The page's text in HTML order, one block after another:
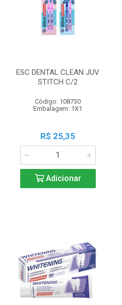
ESC DENTAL CLEAN JUV
STITCH C/2
Código: 108730
Embalagem: 1X1
R$ 25,35
Adicionar